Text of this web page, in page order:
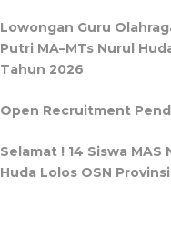
Lowongan Guru
Putri MA–MTs Nurul
Tahun 2026
Open Recruitment
Selamat ! 14 Siswa MAS
Huda Lolos OSN